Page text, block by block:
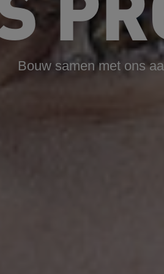
Bouw samen met ons